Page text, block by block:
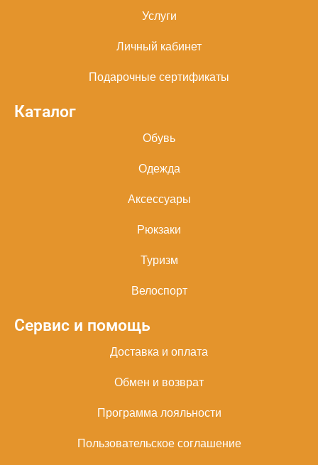
Услуги
Личный кабинет
Подарочные сертификаты
Каталог
Обувь
Одежда
Аксессуары
Рюкзаки
Туризм
Велоспорт
Сервис и помощь
Доставка и оплата
Обмен и возврат
Программа лояльности
Пользовательское соглашение